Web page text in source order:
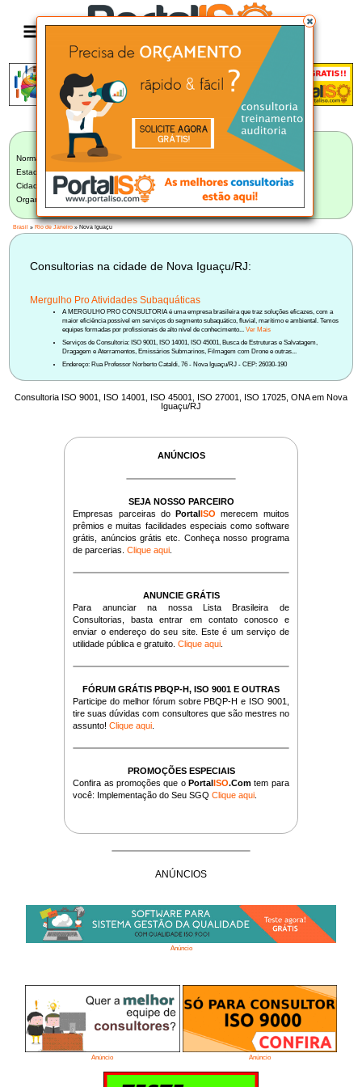
LISTA BRASILEIRA DE CONSULTORIAS
Norma:
Selecionar Norma
Estado:
Rio de Janeiro (39)
Cidade:
Nova Iguaçu/RJ (1)
Organização:
Selecione uma Organização
Brasil »Rio de Janeiro» Nova Iguaçu
Consultorias na cidade de Nova Iguaçu/RJ:
Mergulho Pro Atividades Subaquáticas
A MERGULHO PRO CONSULTORIA é uma empresa brasileira que traz soluções eficazes, com a
maior eficiência possível em serviços do segmento subaquático, fluvial, marítimo e ambiental. Temos
equipes formadas por profissionais de alto nível de conhecimento...Ver Mais
Serviços de Consultoria: ISO 9001, ISO 14001, ISO 45001, Busca de Estruturas e Salvatagem,
Dragagem e Aterramentos, Emissários Submarinos, Filmagem com Drone e outras...
Endereço: Rua Professor Norberto Cataldi, 76 - Nova Iguaçu/RJ - CEP: 26030-190
Consultoria ISO 9001, ISO 14001, ISO 45001, ISO 27001, ISO 17025, ONA em Nova
Iguaçu/RJ
ANÚNCIOS
SEJA NOSSO PARCEIRO
Empresas parceiras doPortalISO merecem muitos
prêmios e muitas facilidades especiais como software
grátis, anúncios grátis etc. Conheça nosso programa
de parcerias.Clique aqui
ANUNCIE GRÁTIS
Para anunciar na nossa Lista Brasileira de
Consultorias, basta entrar em contato conosco e
enviar o endereço do seu site. Este é um serviço de
utilidade pública e gratuito.Clique aqui
FÓRUM GRÁTIS PBQP-H, ISO 9001 E OUTRAS
Participe do melhor fórum sobre PBQP-H e ISO 9001,
tire suas dúvidas com consultores que são mestres no
assunto!Clique aqui
PROMOÇÕES ESPECIAIS
Confira as promoções que oPortalISO.Com tem para
você: Implementação do Seu SGQClique aqui
ANÚNCIOS
Anúncio
Anúncio Anúncio